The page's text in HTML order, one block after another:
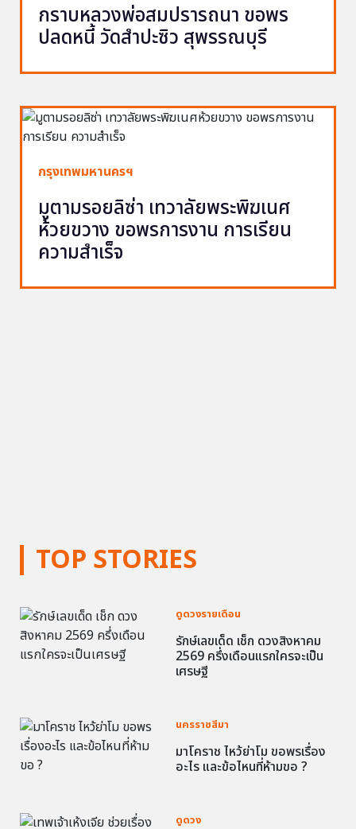
TOP STORIES
ดูดวงรายเดือน
รักษ์เลขเด็ด เช็ก ดวงสิงหาคม
2569 ครึ่งเดือนแรกใครจะเป็น
เศรษฐี
นครราชสีมา
มาโคราช ไหว้ย่าโม ขอพรเรื่อง
อะไร และข้อไหนที่ห้ามขอ ?
ดูดวง
กราบหลวงพ่อสมปรารถนา ขอพร
ปลดหนี้ วัดสำปะซิว สุพรรณบุรี
กรุงเทพมหานครฯ
มูตามรอยลิซ่า เทวาลัยพระพิฆเนศ
ห้วยขวาง ขอพรการงาน การเรียน
ความสำเร็จ